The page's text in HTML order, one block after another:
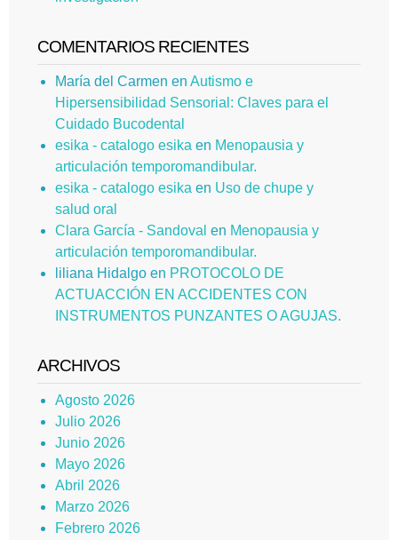
COMENTARIOS RECIENTES
María del Carmen en Autismo e
Hipersensibilidad Sensorial: Claves para el
Cuidado Bucodental
esika - catalogo esika en Menopausia y
articulación temporomandibular.
esika - catalogo esika en Uso de chupe y
salud oral
Clara García - Sandoval en Menopausia y
articulación temporomandibular.
liliana Hidalgo en PROTOCOLO DE
ACTUACCIÓN EN ACCIDENTES CON
INSTRUMENTOS PUNZANTES O AGUJAS.
ARCHIVOS
Agosto 2026
Julio 2026
Junio 2026
Mayo 2026
Abril 2026
Marzo 2026
Febrero 2026